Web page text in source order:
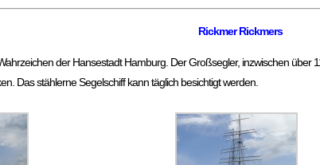
Rickmer Rickmers
der Hansestadt Hamburg. Der Großsegler, inzwischen über
Das stählerne Segelschiff kann täglich besichtigt werden.